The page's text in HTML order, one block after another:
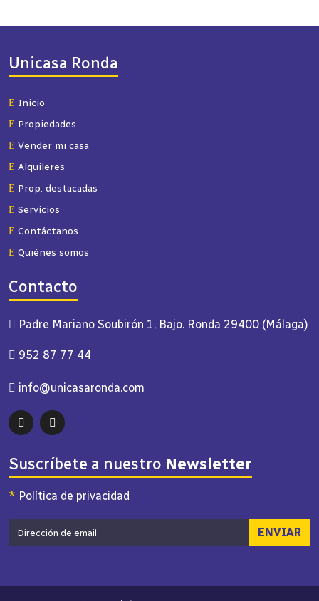
Unicasa Ronda
Inicio
Propiedades
Vender mi casa
Alquileres
Prop. destacadas
Servicios
Contáctanos
Quiénes somos
Contacto
Padre Mariano Soubirón 1, Bajo. Ronda 29400 (Málaga)
952 87 77 44
info@unicasaronda.com
Suscríbete a nuestro Newsletter
* Política de privacidad